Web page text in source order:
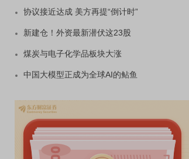
协议接近达成 美方再提“倒计时”
新建仓！外资最新潜伏这23股
煤炭与电子化学品板块大涨
中国大模型正成为全球AI的鲇鱼